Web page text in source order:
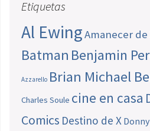
Etiquetas
Al EwingAmanecer de
Batman Benjamin
Azzarello Brian Michael
Charles Soule cine en casa
Comics Destino de X